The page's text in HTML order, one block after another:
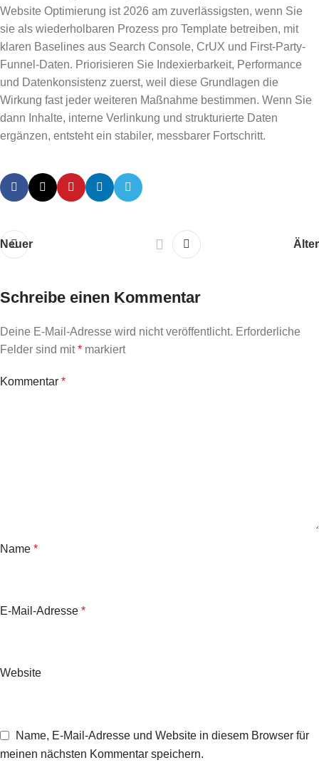
Website Optimierung ist 2026 am zuverlässigsten, wenn Sie
sie als wiederholbaren Prozess pro Template betreiben, mit
klaren Baselines aus Search Console, CrUX und First-Party-
Funnel-Daten. Priorisieren Sie Indexierbarkeit, Performance
und Datenkonsistenz zuerst, weil diese Grundlagen die
Wirkung fast jeder weiteren Maßnahme bestimmen. Wenn Sie
dann Inhalte, interne Verlinkung und strukturierte Daten
ergänzen, entsteht ein stabiler, messbarer Fortschritt.
Neuer Älter
Schreibe einen Kommentar
Deine E-Mail-Adresse wird nicht veröffentlicht. Erforderliche
Felder sind mit* markiert
Kommentar *
Name *
E-Mail-Adresse *
Website
Name, E-Mail-Adresse und Website in diesem Browser für
meinen nächsten Kommentar speichern.